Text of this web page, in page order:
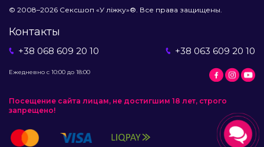
© 2008–2026 Сексшоп «У ліжку»®. Все права защищены.
Контакты
+38 068 609 20 10 +38 063 609 20 10
Ежедневно с 10:00 до 18:00
Посещение сайта лицам, не достигшим 18 лет, строго
запрещено!